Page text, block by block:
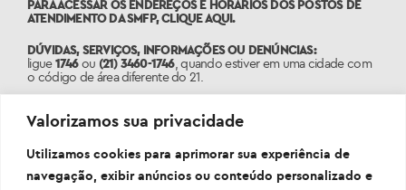
Valorizamos sua privacidade
Utilizamos cookies para aprimorar sua experiência de
navegação, exibir anúncios ou conteúdo personalizado e
PARA ACESSAR OS ENDEREÇOS E HORÁRIOS DOS POSTOS DE
ATENDIMENTO DA SMFP,CLIQUE AQUI.
DÚVIDAS, SERVIÇOS, INFORMAÇÕES OU DENÚNCIAS:
ligue1746ou (21) 3460-1746, quando estiver em uma cidade com
o código de área diferente do 21.
www.1746.rio